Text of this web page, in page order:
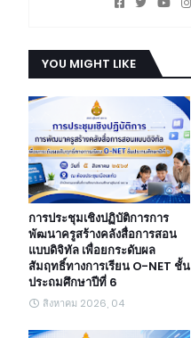
YOU MIGHT LIKE
การประชุมเชิงปฏิบัติการการ
พัฒนาครูสร้างคลังสื่อการสอน
แบบดิจิทัล เพื่อยกระดับผล
สัมฤทธิ์ทางการเรียน O-NET ชั้น
ประถมศึกษาปีที่ 6
สิงหาคม 2026, 04